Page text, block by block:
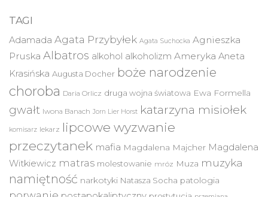
TAGI
Adamada Agata Przybyłek Agata Suchocka Agnieszka
Pruska Albatros alkohol alkoholizm Ameryka Aneta
Krasińska Augusta Docher boże narodzenie
choroba Daria Orlicz druga wojna światowa Ewa Formella
gwałt Iwona Banach Jorn Lier Horst katarzyna misiołek
komisarz lekarz lipcowe wyzwanie
przeczytanek mafia Magdalena Majcher Magdalena
Witkiewicz matras molestowanie mróz Muza muzyka
namiętność narkotyki Natasza Socha patologia